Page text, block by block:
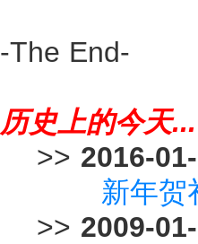
-The End-
历史上的今天...
>> 2016-
新年贺
>> 2009-